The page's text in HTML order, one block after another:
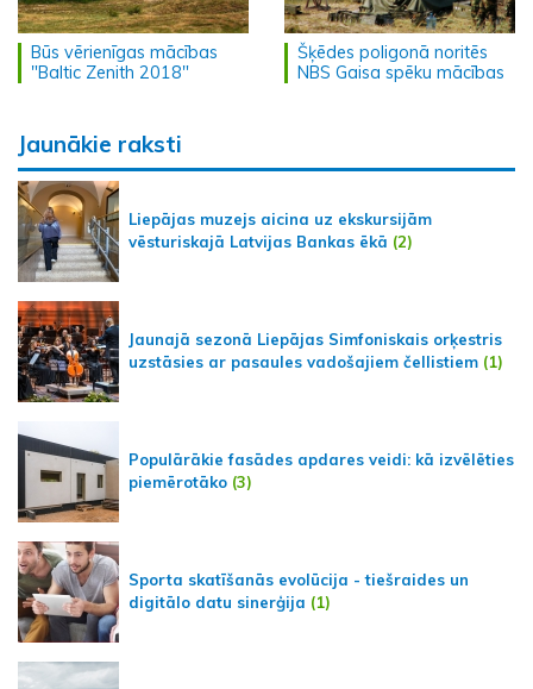
Būs vērienīgas mācības
"Baltic Zenith 2018"
Šķēdes poligonā noritēs
NBS Gaisa spēku mācības
Jaunākie raksti
Liepājas muzejs aicina uz ekskursijām
vēsturiskajā Latvijas Bankas ēkā (2)
Jaunajā sezonā Liepājas Simfoniskais orķestris
uzstāsies ar pasaules vadošajiem čellistiem (1)
Populārākie fasādes apdares veidi: kā izvēlēties
piemērotāko (3)
Sporta skatīšanās evolūcija - tiešraides un
digitālo datu sinerģija (1)